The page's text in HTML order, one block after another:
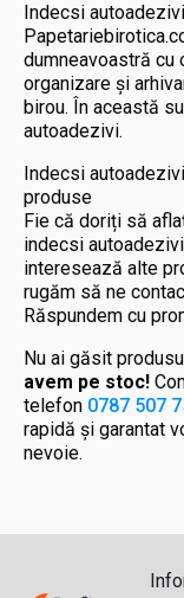
Indecsi
dumneavoastră cu
organizare și
birou. În această
autoadezivi.
Indecsi
produse
Fie că doriți să
indecsi
interesează alte
rugăm să ne
Răspundem cu
Nu ai găsit
avem pe stoc!
telefon 0787 507
rapidă și garantat
nevoie.